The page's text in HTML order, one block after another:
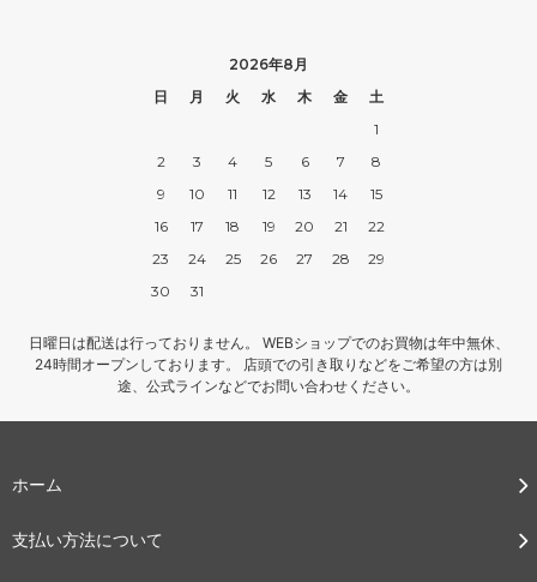
2026年8月
日
月 火 水 木 金
土
1
2
3 4 5 6 7
8
9
10 11 12 13 14
15
16
17 18 19 20 21
22
23
24 25 26 27 28
29
30
31
日曜日は配送は行っておりません。 WEBショップでのお買物は年中無休、
24時間オープンしております。 店頭での引き取りなどをご希望の方は別
途、公式ラインなどでお問い合わせください。
ホーム
支払い方法について